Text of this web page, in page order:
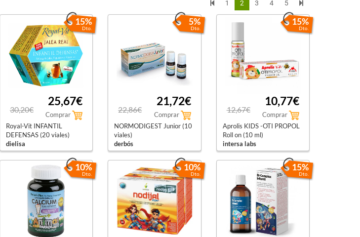
1 2 3 4 5
15%
Dto.
30,20€
25,67€
Comprar
Royal-Vit INFANTIL
DEFENSAS (20 viales)
dielisa
5%
Dto.
22,86€
21,72€
Comprar
NORMODIGEST Junior (10
viales)
derbós
15%
Dto.
12,67€
10,77€
Comprar
Aprolis KIDS -OTI PROPOL
Roll on (10 ml)
intersa labs
10%
Dto.
10%
Dto.
15%
Dto.